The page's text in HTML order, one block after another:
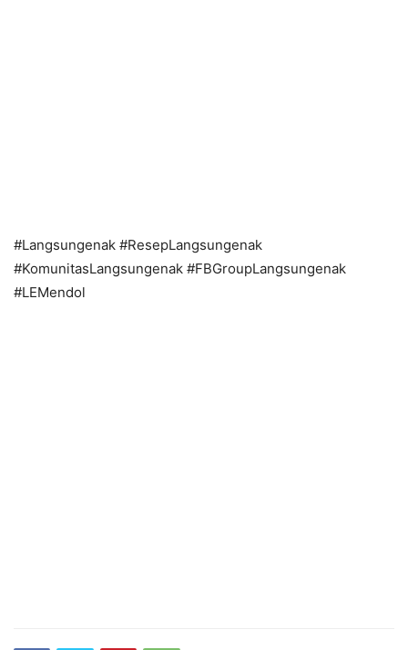
#Langsungenak #ResepLangsungenak
#KomunitasLangsungenak #FBGroupLangsungenak
#LEMendol